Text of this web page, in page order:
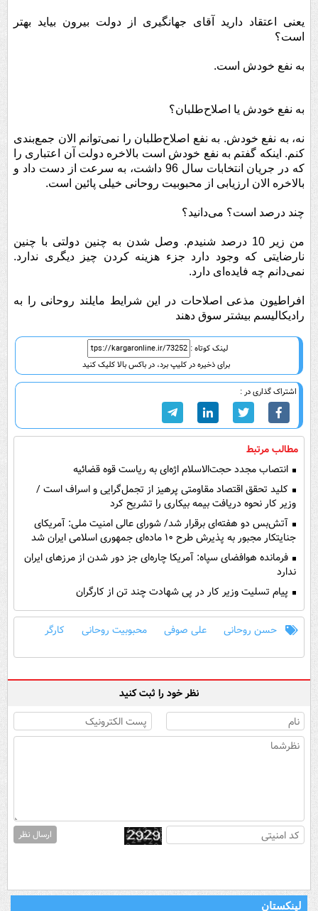
یعنی اعتقاد دارید آقای جهانگیری از دولت بیرون بیاید بهتر
است؟
به نفع خودش است.
به نفع خودش یا اصلاح‌طلبان؟
نه، به نفع خودش. به نفع اصلاح‌طلبان را نمی‌توانم الان جمع‌بندی
کنم. اینکه گفتم به نفع خودش است بالاخره دولت آن اعتباری را
که در جریان انتخابات سال 96 داشت، به سرعت از دست داد و
بالاخره الان ارزیابی از محبوبیت روحانی خیلی پائین است.
چند درصد است؟ می‌دانید؟
من زیر 10 درصد شنیدم. وصل شدن به چنین دولتی با چنین
نارضایتی که وجود دارد جزء هزینه کردن چیز دیگری ندارد.
نمی‌دانم چه فایده‌ای دارد.
افراطیون مذعی اصلاحات در این شرایط مایلند روحانی را به
رادیکالیسم بیشتر سوق دهند
لینک کوتاه :
برای ذخیره در کلیپ برد، در باکس بالا کلیک کنید
اشتراک گذاری در :
مطالب مرتبط
انتصاب مجدد حجت‌الاسلام اژه‌ای به ریاست قوه‌ قضائیه
کلید تحقق اقتصاد مقاومتی پرهیز از تجمل‌گرایی و اسراف است /
وزیر کار نحوه دریافت بیمه بیکاری را تشریح کرد
آتش‌بس دو هفته‌ای برقرار شد/ شورای عالی امنیت ملی: آمریکای
جنایتکار مجبور به پذیرش طرح ۱۰ ماده‌ای جمهوری اسلامی ایران شد
فرمانده هوافضای سپاه: آمریکا چاره‌ای جز دور شدن از مرز‌های ایران
ندارد
پیام تسلیت وزیر کار در پی شهادت چند تن از کارگران
حسن روحانی علی صوفی محبوبیت روحانی کارگر
نظر خود را ثبت کنید
ارسال نظر
لینکستان